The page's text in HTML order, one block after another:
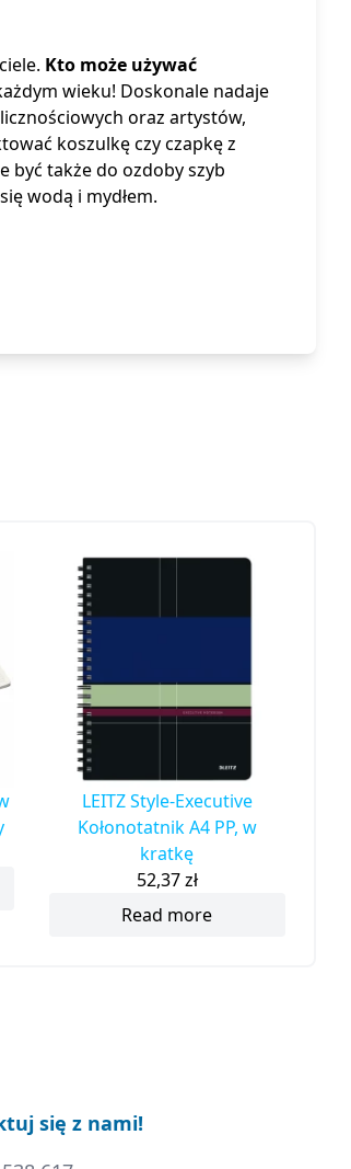
Kto może używać
wieku! Doskonale nadaje
oraz artystów,
koszulkę czy czapkę z
być także do ozdoby szyb
wodą i mydłem.
LEITZ Style-Executive
Kołonotatnik A4 PP, w
kratkę
52,37zł
Read more
się z nami!